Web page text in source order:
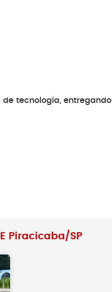
de tecnologia, entregando
Piracicaba/SP